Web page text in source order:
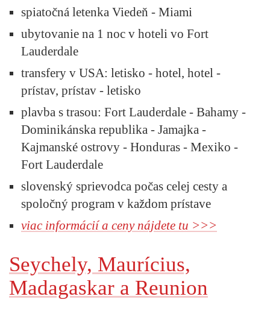
spiatočná letenka Viedeň - Miami
ubytovanie na 1 noc v hoteli vo Fort
Lauderdale
transfery v USA: letisko - hotel, hotel -
prístav, prístav - letisko
plavba s trasou: Fort Lauderdale - Bahamy -
Dominikánska republika - Jamajka -
Kajmanské ostrovy - Honduras - Mexiko -
Fort Lauderdale
slovenský sprievodca počas celej cesty a
spoločný program v každom prístave
viac informácií a ceny nájdete tu >>>
Seychely, Maurícius,
Madagaskar a Reunion